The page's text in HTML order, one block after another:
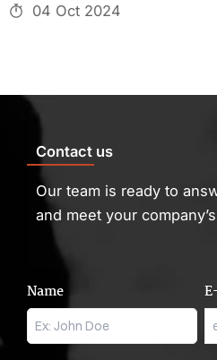
04 Oct 2024
Contact us
Our team is ready to
and meet your
Name